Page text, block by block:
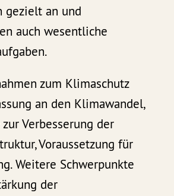
gezielt an und
auch wesentliche
zum Klimaschutz
an den Klimawandel,
Verbesserung der
Voraussetzung für
Weitere Schwerpunkte
der